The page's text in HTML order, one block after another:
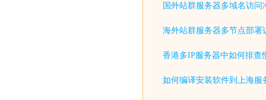
国外站群服务器多域名访问
海外站群服务器多节点部署
香港多IP服务器中如何排查
如何编译安装软件到上海服